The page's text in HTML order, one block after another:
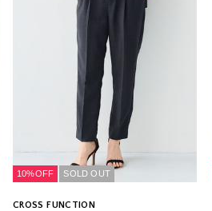
10%OFF SOLD OUT
CROSS FUNCTION